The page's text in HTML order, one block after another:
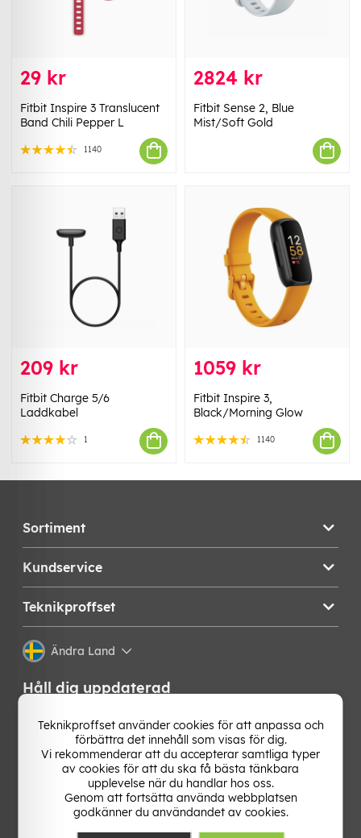
29 kr
Fitbit Inspire 3 Translucent
Band Chili Pepper L
1140
2824 kr
Fitbit Sense 2, Blue
Mist/Soft Gold
209 kr
Fitbit Charge 5/6
Laddkabel
1
1059 kr
Fitbit Inspire 3,
Black/Morning Glow
1140
Sortiment
Kundservice
Teknikproffset
Ändra Land
Håll dig uppdaterad
Få de senaste nyheterna, hetaste erbjudandena och
bästa tipsen från oss direkt i din mejlkorg. Signa upp på
vårt nyhetsbrev!
Teknikproffset använder cookies för att anpassa och
förbättra det innehåll som visas för dig.
Vi rekommenderar att du accepterar samtliga typer
av cookies för att du ska få bästa tänkbara
upplevelse när du handlar hos oss.
Genom att fortsätta använda webbplatsen
godkänner du användandet av cookies.